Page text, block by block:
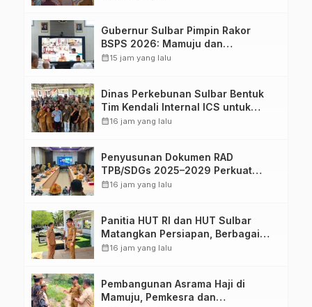
Gubernur Sulbar Pimpin Rakor
BSPS 2026: Mamuju dan
Pasangkayu Masih Nol Realisasi
calendar_month15 jam yang lalu
Dinas Perkebunan Sulbar Bentuk
Tim Kendali Internal ICS untuk
Dukung Sertifikasi ISPO Pekebun di
calendar_month16 jam yang lalu
Penyusunan Dokumen RAD
TPB/SDGs 2025–2029 Perkuat
Arah Pembangunan Berkelanjutan
calendar_month16 jam yang lalu
Panitia HUT RI dan HUT Sulbar
Matangkan Persiapan, Berbagai
Lomba Akan Dilaksanakan Pemprov
calendar_month16 jam yang lalu
Pembangunan Asrama Haji di
Mamuju, Pemkesra dan